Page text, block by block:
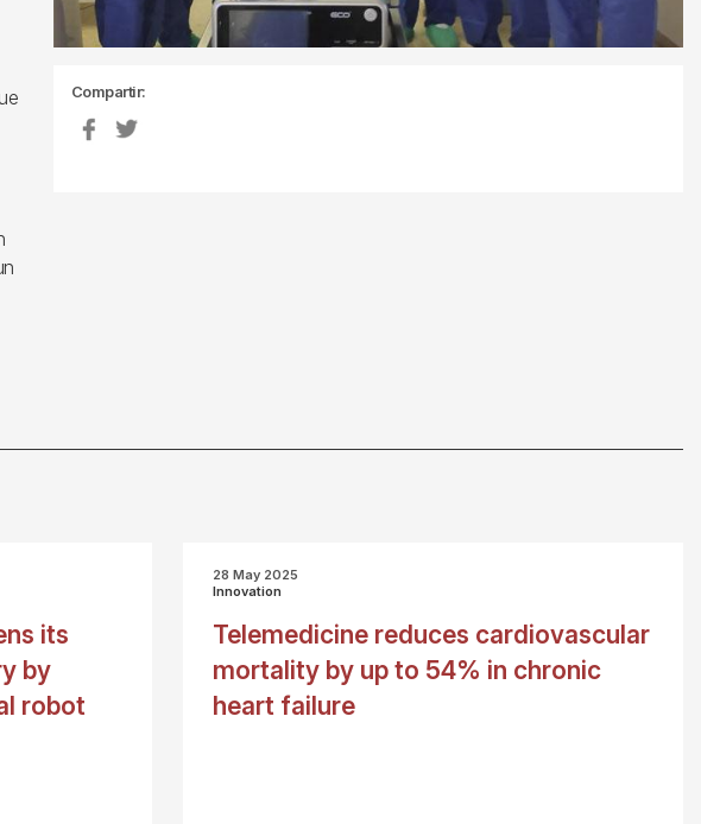
Compartir:
its
by
robot
28 May 2025
Innovation
Telemedicine reduces cardiovascular
mortality by up to 54% in chronic
heart failure